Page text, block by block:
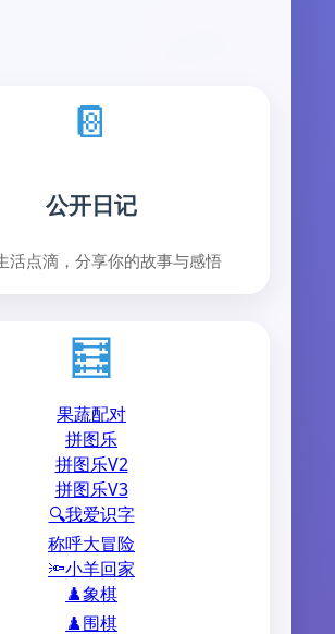
📔
公开日记
活点滴，分享你的故事与感悟
🧮
果蔬配对
拼图乐
拼图乐V2
拼图乐V3
🔍我爱识字
称呼大冒险
🔦小羊回家
♟️象棋
♟️围棋